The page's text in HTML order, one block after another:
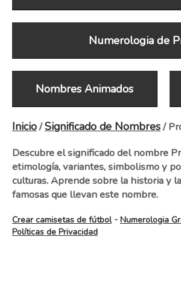
Numerologia de
Nombres Animados
Inicio/Significado de Nombres/
Descubre el significado del nombre
etimología, variantes, simbolismo y
culturas. Aprende sobre la historia y
famosas que llevan este nombre.
Crear camisetas de fútbol- Numerologia
Políticas de Privacidad